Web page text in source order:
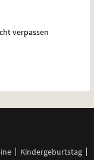
verpassen
Kindergeburtstag